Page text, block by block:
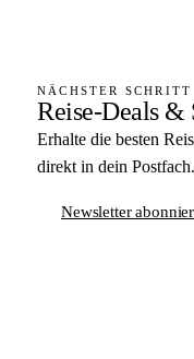
NÄCHSTER SCHRITT
Reise-Deals &
Erhalte die besten
direkt in dein Postfach.
Newsletter